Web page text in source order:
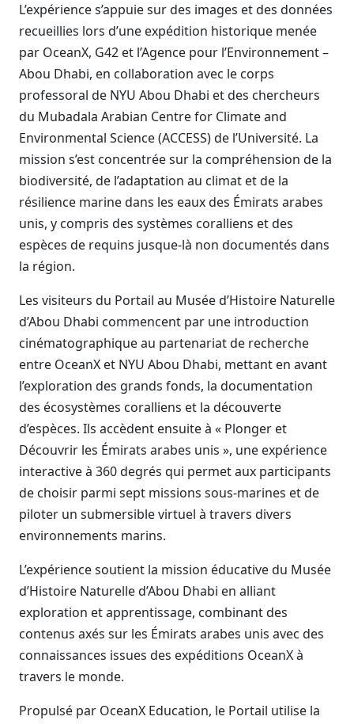
L’expérience s’appuie sur des images et des données
recueillies lors d’une expédition historique menée
par OceanX, G42 et l’Agence pour l’Environnement –
Abou Dhabi, en collaboration avec le corps
professoral de NYU Abou Dhabi et des chercheurs
du Mubadala Arabian Centre for Climate and
Environmental Science (ACCESS) de l’Université. La
mission s’est concentrée sur la compréhension de la
biodiversité, de l’adaptation au climat et de la
résilience marine dans les eaux des Émirats arabes
unis, y compris des systèmes coralliens et des
espèces de requins jusque-là non documentés dans
la région.
Les visiteurs du Portail au Musée d’Histoire Naturelle
d’Abou Dhabi commencent par une introduction
cinématographique au partenariat de recherche
entre OceanX et NYU Abou Dhabi, mettant en avant
l’exploration des grands fonds, la documentation
des écosystèmes coralliens et la découverte
d’espèces. Ils accèdent ensuite à « Plonger et
Découvrir les Émirats arabes unis », une expérience
interactive à 360 degrés qui permet aux participants
de choisir parmi sept missions sous-marines et de
piloter un submersible virtuel à travers divers
environnements marins.
L’expérience soutient la mission éducative du Musée
d’Histoire Naturelle d’Abou Dhabi en alliant
exploration et apprentissage, combinant des
contenus axés sur les Émirats arabes unis avec des
connaissances issues des expéditions OceanX à
travers le monde.
Propulsé par OceanX Education, le Portail utilise la